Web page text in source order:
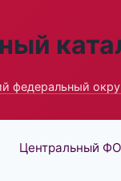
федеральный
Центральный ФО